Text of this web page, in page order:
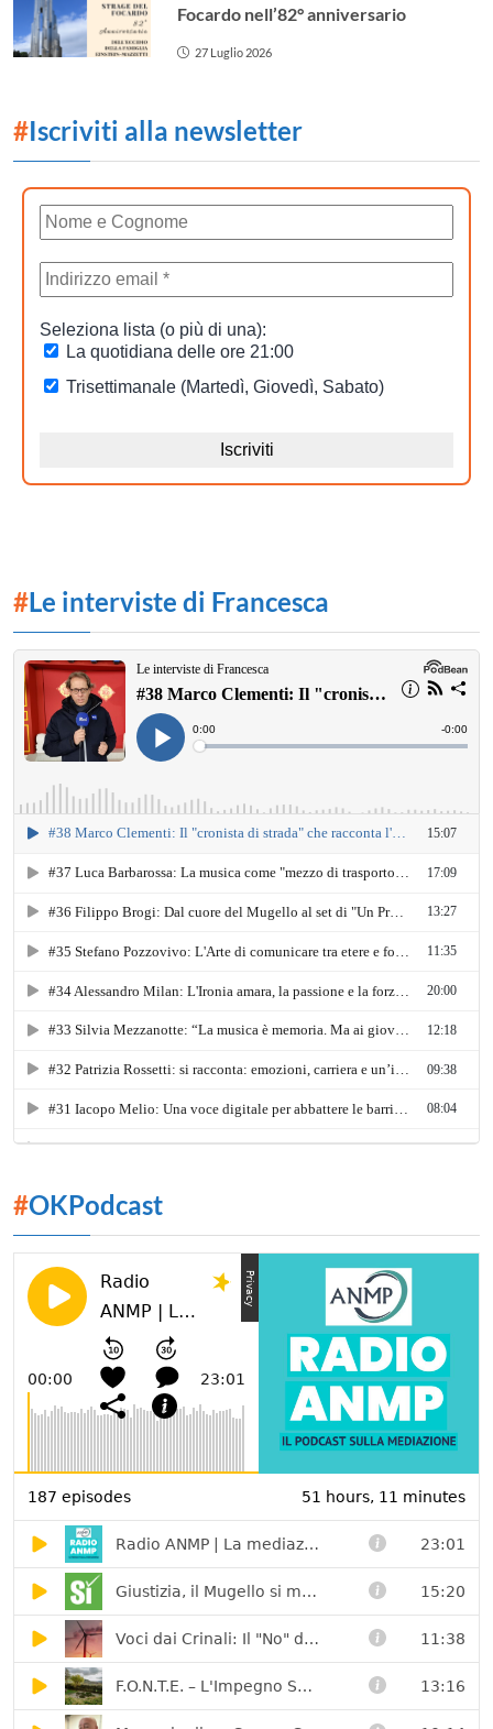
Focardo nell’82° anniversario
27 Luglio 2026
#Iscriviti alla newsletter
#Le interviste di Francesca
#OKPodcast